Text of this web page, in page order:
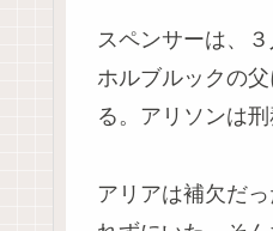
スペンサーは、
ホルブルックの
る。アリソンは
アリアは補欠だ